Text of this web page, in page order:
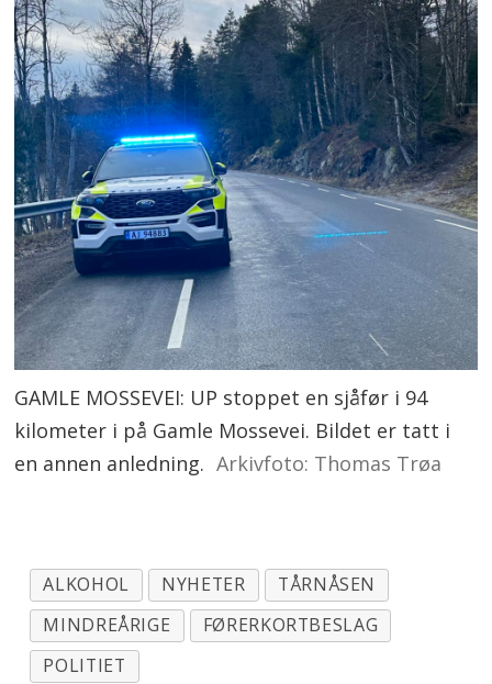
GAMLE MOSSEVEI: UP stoppet en sjåfør i 94
kilometer i på Gamle Mossevei. Bildet er tatt i
en annen anledning. Arkivfoto: Thomas Trøa
ALKOHOL NYHETER
TÅRNÅSEN
MINDREÅRIGE
FØRERKORTBESLAG
POLITIET